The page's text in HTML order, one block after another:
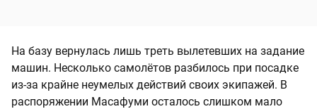
На базу вернулась лишь треть вылетевших на задание
машин. Несколько самолётов разбилось при посадке
из-за крайне неумелых действий своих экипажей. В
распоряжении Масафуми осталось слишком мало